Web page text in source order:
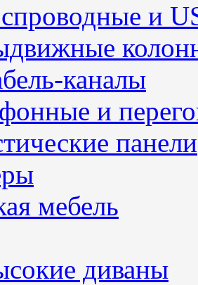
и
каналы
и
панели
мебель
диваны